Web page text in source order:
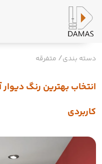
دسته بندی متفرقه
انتخاب بهترین رنگ
کاربردی